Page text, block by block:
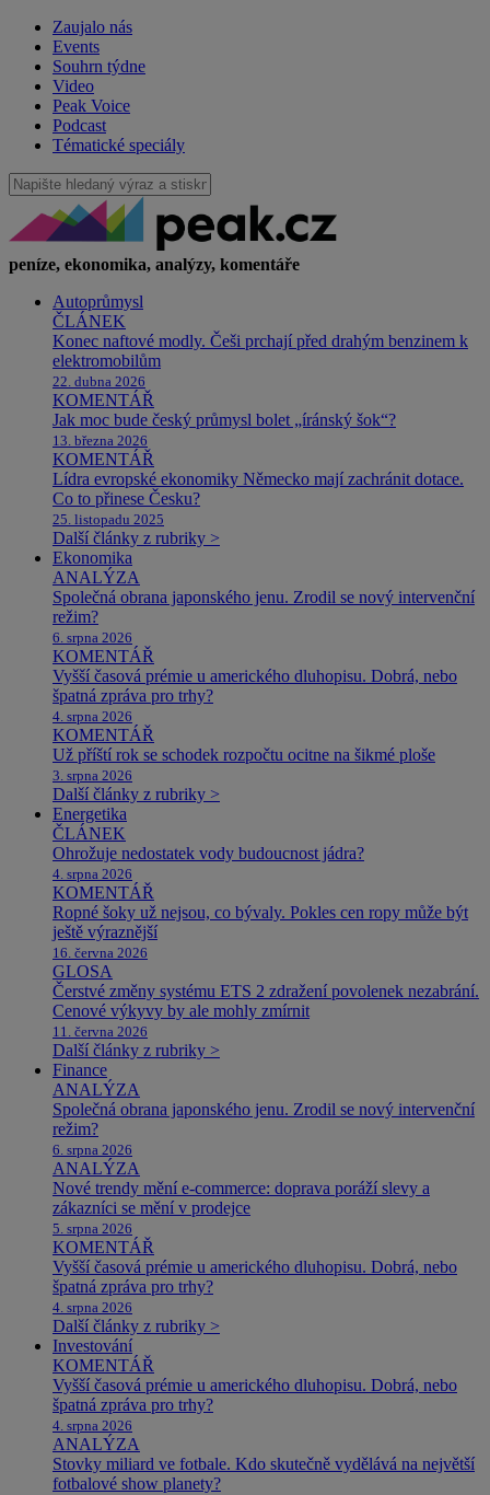
Zaujalo nás
Events
Souhrn týdne
Video
Peak Voice
Podcast
Tématické speciály
peníze, ekonomika, analýzy, komentáře
Autoprůmysl
ČLÁNEK
Konec naftové modly. Češi prchají před drahým benzinem k
elektromobilům
22. dubna 2026
KOMENTÁŘ
Jak moc bude český průmysl bolet „íránský šok“?
13. března 2026
KOMENTÁŘ
Lídra evropské ekonomiky Německo mají zachránit dotace.
Co to přinese Česku?
25. listopadu 2025
Další články z rubriky >
Ekonomika
ANALÝZA
Společná obrana japonského jenu. Zrodil se nový intervenční
režim?
6. srpna 2026
KOMENTÁŘ
Vyšší časová prémie u amerického dluhopisu. Dobrá, nebo
špatná zpráva pro trhy?
4. srpna 2026
KOMENTÁŘ
Už příští rok se schodek rozpočtu ocitne na šikmé ploše
3. srpna 2026
Další články z rubriky >
Energetika
ČLÁNEK
Ohrožuje nedostatek vody budoucnost jádra?
4. srpna 2026
KOMENTÁŘ
Ropné šoky už nejsou, co bývaly. Pokles cen ropy může být
ještě výraznější
16. června 2026
GLOSA
Čerstvé změny systému ETS 2 zdražení povolenek nezabrání.
Cenové výkyvy by ale mohly zmírnit
11. června 2026
Další články z rubriky >
Finance
ANALÝZA
Společná obrana japonského jenu. Zrodil se nový intervenční
režim?
6. srpna 2026
ANALÝZA
Nové trendy mění e-commerce: doprava poráží slevy a
zákazníci se mění v prodejce
5. srpna 2026
KOMENTÁŘ
Vyšší časová prémie u amerického dluhopisu. Dobrá, nebo
špatná zpráva pro trhy?
4. srpna 2026
Další články z rubriky >
Investování
KOMENTÁŘ
Vyšší časová prémie u amerického dluhopisu. Dobrá, nebo
špatná zpráva pro trhy?
4. srpna 2026
ANALÝZA
Stovky miliard ve fotbale. Kdo skutečně vydělává na největší
fotbalové show planety?